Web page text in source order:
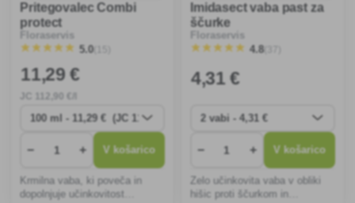
Pritegovalec Combi
protect
Floraservis
5.0(15)
11,29 €
112
− + V košarico
Krmilna vaba, ki poveča in
dopolnjuje učinkovitost
Imidasect vaba past za
ščurke
Floraservis
4.8(37)
4,31 €
− + V košarico
Zelo učinkovita vaba v obliki
hišic proti ščurkom in